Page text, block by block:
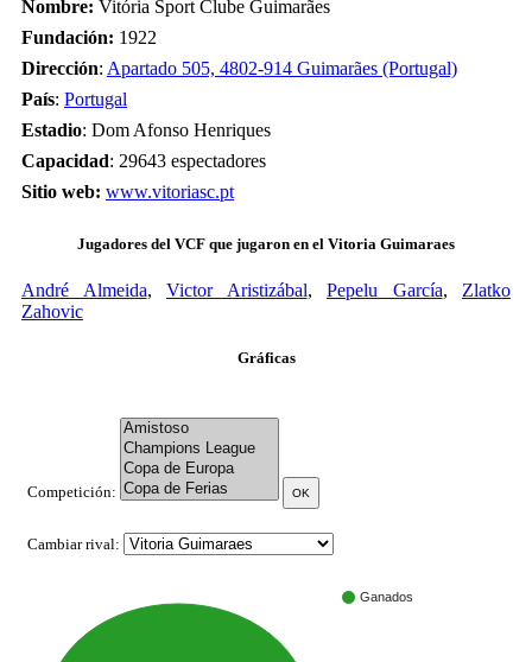
Nombre: Vitória Sport Clube Guimarães
Fundación: 1922
Dirección: Apartado 505, 4802-914 Guimarães (Portugal)
País: Portugal
Estadio: Dom Afonso Henriques
Capacidad: 29643 espectadores
Sitio web: www.vitoriasc.pt
Jugadores del VCF que jugaron en el Vitoria Guimaraes
André Almeida, Victor Aristizábal, Pepelu García, Zlatko
Zahovic
Gráficas
Competición:
Cambiar rival:
Ganados